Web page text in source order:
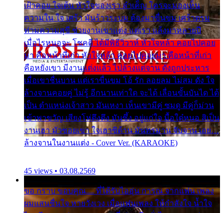
เฝ้าคอย ใจเต้น หัวใจของเรา ลำเค็ญ ใครจะมองเห็น
ความใน ใจ เศร้า มันร้าวระบม ต้องมาขื่นขม เศร้าตรม
ท่ามความสุขี ช่วยงานเขาแต่ง แต่เรา แล้งมาหลายปี
เมื่อไรหนอจะ โชคดี ได้มีพิธีวิวาห์ หัวใจหล้า คอยไปคอย
มา คือหน้าที่เก่า หัวใจหล้า คอยไปคอยมา คือหน้าที่เก่า
คือหยังเขา มีงานแต่งแล้ว ไปล้างแต่จาน ดั่งถูกประหาร
เมื่อเขาชื่นบาน แต่เราขื่นขม โอ้ รัก ลอยลม ไม่สม ดัง ใจ
ล้างจานคอยคู่ ไม่รู้ อีกนานเท่าใด จะได้ เลื่อนขั้นบันได ได้
เป็น ตำแหน่งเจ้าสาว มันเหงา เห็นเขามีคู่ ซมดู มีคู่ก็ม่วน
เข้าพาขวัญ เสียงโห่ตึงตึง มันซึ้ง อยู่แก่ใจ มื้อใด๋หนอ สิเป็น
งานเฮา มัวซอยเขา ใจเฮาซิด้าน มันทรมาน จับจาน เอย…
ล้างจานในงานแต่ง - Cover Ver. (KARAOKE)
45 views • 03.08.2569
ขอ กราบ ขอบคุณ.... ที่ได้รับไออุ่น การุณ จากแฟน เพลง
ผมแสนชื่นใจ หายวังเวง เมื่อแฟนเพลง ให้กำลังใจ น้ำใจ